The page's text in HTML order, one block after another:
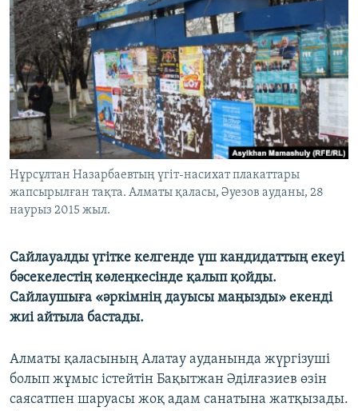
АРНАЙЫ ЖОБАЛАР
Русский
ЖАЗЫЛЫҢЫЗ
Басқа тілдерде
Нұрсұлтан Назарбаевтың үгіт-насихат плакаттары
жапсырылған тақта. Алматы қаласы, Әуезов ауданы, 28
наурыз 2015 жыл.
Сайлауалды үгітке келгенде үш кандидаттың екеуі
бәсекелестің көлеңкесінде қалып қойды.
Сайлаушыға «әркімнің дауысы маңызды» екенді
жиі айтыла бастады.
Алматы қаласының Алатау ауданында жүргізуші
болып жұмыс істейтін Бақытжан Әділғазиев өзін
саясатпен шаруасы жоқ адам санатына жатқызады.